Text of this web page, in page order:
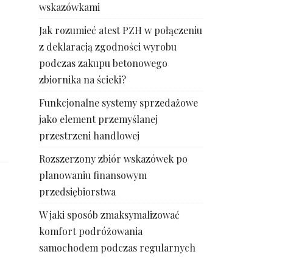
wskazówkami
Jak rozumieć atest PZH w połączeniu
z deklaracją zgodności wyrobu
podczas zakupu betonowego
zbiornika na ścieki?
Funkcjonalne systemy sprzedażowe
jako element przemyślanej
przestrzeni handlowej
Rozszerzony zbiór wskazówek po
planowaniu finansowym
przedsiębiorstwa
W jaki sposób zmaksymalizować
komfort podróżowania
samochodem podczas regularnych